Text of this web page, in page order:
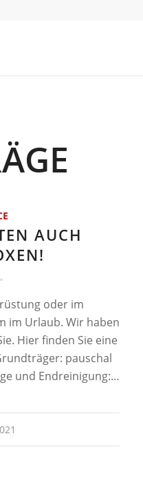
AUCH
oder im
im Urlaub. Wir haben
Hier finden Sie eine
pauschal
und Endreinigung:…